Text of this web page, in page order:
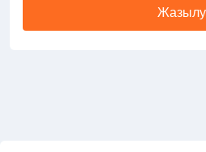
Жазылу